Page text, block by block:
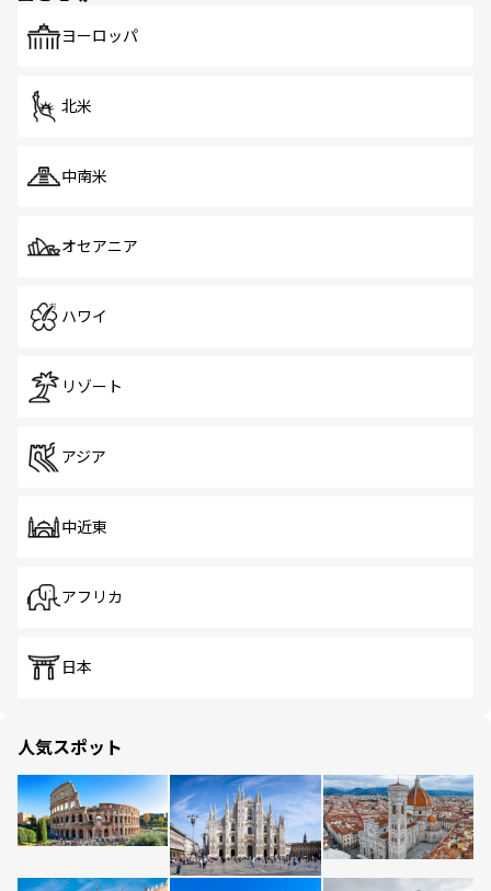
で、ホーカーズは地元の風情を楽しめる外せないスポット
ヨーロッパ
北米
中南米
オセアニア
ハワイ
リゾート
アジア
中近東
アフリカ
日本
人気スポット